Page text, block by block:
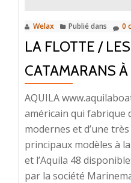
Welax Publié dans 0
LA FLOTTE /
CATAMARANS
AQUILA
américain qui fabrique
modernes et d’une
principaux modèles à
et l’Aquila 48
par la société